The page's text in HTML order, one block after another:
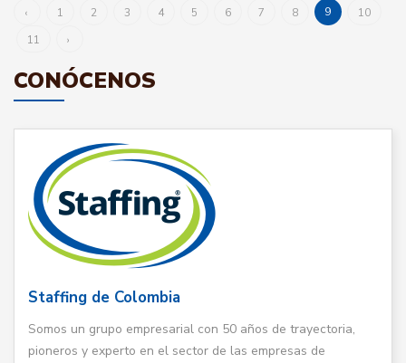
‹ 1 2 3 4 5 6 7 8 9
10
11
›
CONÓCENOS
Staffing de Colombia
Somos un grupo empresarial con 50 años de trayectoria,
pioneros y experto en el sector de las empresas de